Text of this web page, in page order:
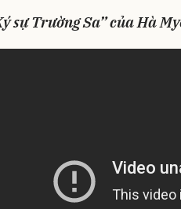
sự Trường Sa” của Hà